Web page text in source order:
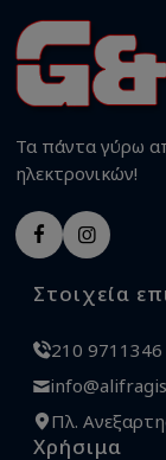
Τα πάντα γύρω
ηλεκτρονικών!
Στοιχεία
210 9711346
Πλ.
Χρήσιμα